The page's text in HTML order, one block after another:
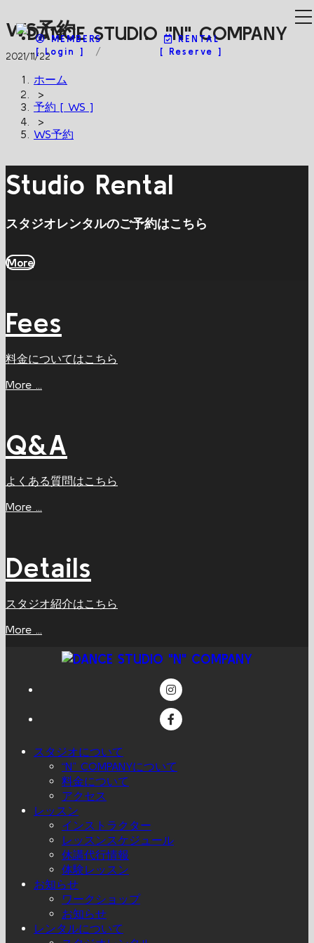
MEMBERS
[ Login ]
RENTAL
[ Reserve ]
WS予約
2021/11/22
ホーム
>
予約 [ WS ]
>
WS予約
Studio Rental
スタジオレンタルのご予約はこちら
More
Fees
料金についてはこちら
More ...
Q&A
よくある質問はこちら
More ...
Details
スタジオ紹介はこちら
More ...
スタジオについて
“N” COMPANYについて
料金について
アクセス
レッスン
インストラクター
レッスンスケジュール
休講代行情報
体験レッスン
お知らせ
ワークショップ
お知らせ
レンタルについて